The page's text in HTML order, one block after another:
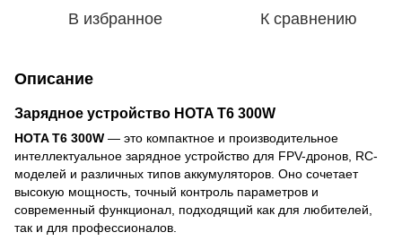
В избранное К сравнению
Описание
Зарядное устройство HOTA T6 300W
HOTA T6 300W — это компактное и производительное
интеллектуальное зарядное устройство для FPV-дронов, RC-
моделей и различных типов аккумуляторов. Оно сочетает
высокую мощность, точный контроль параметров и
современный функционал, подходящий как для любителей,
так и для профессионалов.